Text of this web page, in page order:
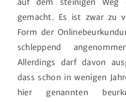
auf dem steinigen Weg
gemacht. Es ist zwar zu
Form der
schleppend
Allerdings darf davon
dass schon in wenigen
hier genannten